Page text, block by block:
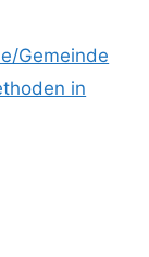
Gemeinde
in